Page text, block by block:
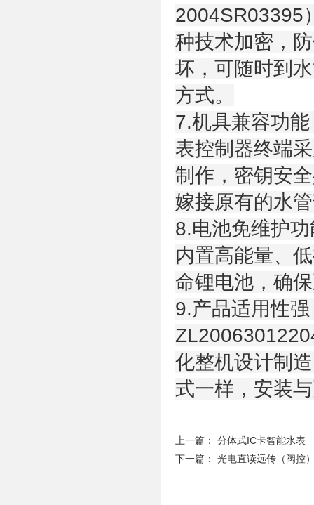
2004SR03395
种技术加密，
坏，可随时到
方式。
7.机具兼容功
表控制器终端
制作，密钥安
嫁接原有的水
8.电池免维护
内置高能量、
命锂电池，确
9.产品适用性
化整机设计制
式一样，安装
上一篇：
分体式IC卡智能水表
下一篇：
光电直读远传（阀控